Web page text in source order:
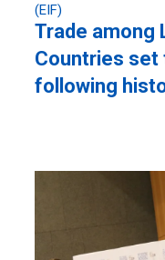
(EIF)
Trade among
Countries set
following